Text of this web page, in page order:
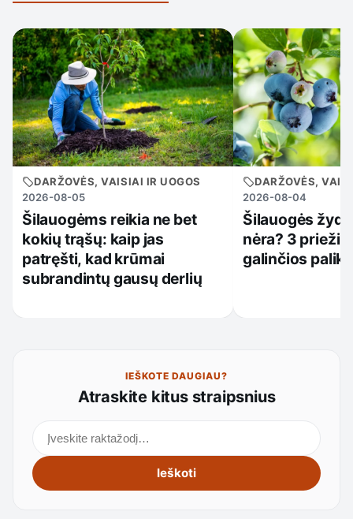
DARŽOVĖS, VAISIAI IR UOGOS
2026-08-05
Šilauogėms reikia ne bet
kokių trąšų: kaip jas
patręšti, kad krūmai
subrandintų gausų derlių
DARŽOVĖS,
2026-08-04
Šilauogės
nėra? 3
galinčios
IEŠKOTE DAUGIAU?
Atraskite kitus straipsnius
Ieškoti